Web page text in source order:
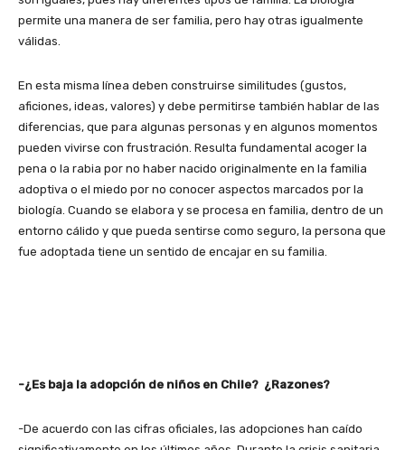
permite una manera de ser familia, pero hay otras igualmente
válidas.
En esta misma línea deben construirse similitudes (gustos,
aficiones, ideas, valores) y debe permitirse también hablar de las
diferencias, que para algunas personas y en algunos momentos
pueden vivirse con frustración. Resulta fundamental acoger la
pena o la rabia por no haber nacido originalmente en la familia
adoptiva o el miedo por no conocer aspectos marcados por la
biología. Cuando se elabora y se procesa en familia, dentro de un
entorno cálido y que pueda sentirse como seguro, la persona que
fue adoptada tiene un sentido de encajar en su familia.
-¿Es baja la adopción de niños en Chile? ¿Razones?
-De acuerdo con las cifras oficiales, las adopciones han caído